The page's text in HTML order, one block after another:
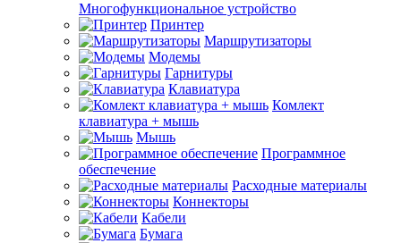
Многофункциональное устройство
Принтер
Маршрутизаторы
Модемы
Гарнитуры
Клавиатура
Комлект
клавиатура + мышь
Мышь
Программное
обеспечение
Расходные материалы
Коннекторы
Кабели
Бумага